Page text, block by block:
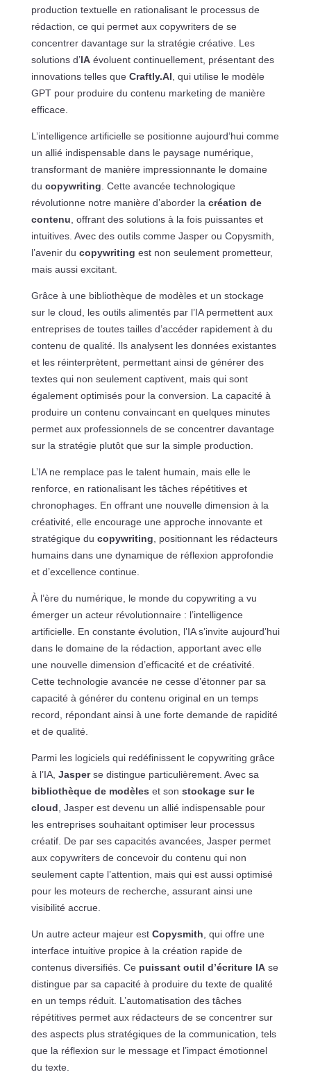
production textuelle en rationalisant le processus de
rédaction, ce qui permet aux copywriters de se
concentrer davantage sur la stratégie créative. Les
solutions d’IAévoluent continuellement, présentant des
innovations telles que Craftly.AI , qui utilise le modèle
GPT pour produire du contenu marketing de manière
efficace.
L’intelligence artificielle se positionne aujourd’hui comme
un allié indispensable dans le paysage numérique,
transformant de manière impressionnante le domaine
du copywriting . Cette avancée technologique
révolutionne notre manière d’aborder la création de
contenu , offrant des solutions à la fois puissantes et
intuitives. Avec des outils comme Jasper ou Copysmith,
l’avenir du copywriting est non seulement prometteur,
mais aussi excitant.
Grâce à une bibliothèque de modèles et un stockage
sur le cloud, les outils alimentés par l’IA permettent aux
entreprises de toutes tailles d’accéder rapidement à du
contenu de qualité. Ils analysent les données existantes
et les réinterprètent, permettant ainsi de générer des
textes qui non seulement captivent, mais qui sont
également optimisés pour la conversion. La capacité à
produire un contenu convaincant en quelques minutes
permet aux professionnels de se concentrer davantage
sur la stratégie plutôt que sur la simple production.
L’IA ne remplace pas le talent humain, mais elle le
renforce, en rationalisant les tâches répétitives et
chronophages. En offrant une nouvelle dimension à la
créativité, elle encourage une approche innovante et
stratégique du copywriting , positionnant les rédacteurs
humains dans une dynamique de réflexion approfondie
et d’excellence continue.
À l’ère du numérique, le monde du copywriting a vu
émerger un acteur révolutionnaire : l’intelligence
artificielle. En constante évolution, l’IA s’invite aujourd’hui
dans le domaine de la rédaction, apportant avec elle
une nouvelle dimension d’efficacité et de créativité.
Cette technologie avancée ne cesse d’étonner par sa
capacité à générer du contenu original en un temps
record, répondant ainsi à une forte demande de rapidité
et de qualité.
Parmi les logiciels qui redéfinissent le copywriting grâce
à l’IA, Jasperse distingue particulièrement. Avec sa
bibliothèque de modèles et son stockage sur le
cloud , Jasper est devenu un allié indispensable pour
les entreprises souhaitant optimiser leur processus
créatif. De par ses capacités avancées, Jasper permet
aux copywriters de concevoir du contenu qui non
seulement capte l’attention, mais qui est aussi optimisé
pour les moteurs de recherche, assurant ainsi une
visibilité accrue.
Un autre acteur majeur est Copysmith , qui offre une
interface intuitive propice à la création rapide de
contenus diversifiés. Ce puissant outil d’écriture IAse
distingue par sa capacité à produire du texte de qualité
en un temps réduit. L’automatisation des tâches
répétitives permet aux rédacteurs de se concentrer sur
des aspects plus stratégiques de la communication, tels
que la réflexion sur le message et l’impact émotionnel
du texte.